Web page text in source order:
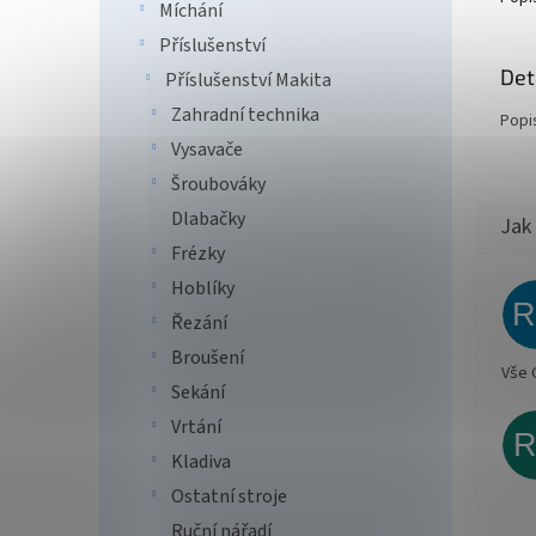
Míchání
Příslušenství
Příslušenství Makita
Zahradní technika
Vysavače
Šroubováky
Dlabačky
Frézky
Hoblíky
Řezání
Broušení
Sekání
Vrtání
Kladiva
Ostatní stroje
Vše